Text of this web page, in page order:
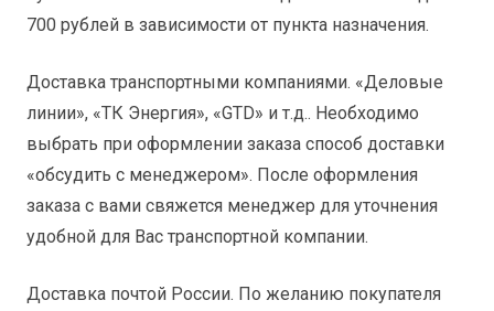
700 рублей в зависимости от пункта назначения.
Доставка транспортными компаниями. «Деловые
линии», «ТК Энергия», «GTD» и т.д.. Необходимо
выбрать при оформлении заказа способ доставки
«обсудить с менеджером». После оформления
заказа с вами свяжется менеджер для уточнения
удобной для Вас транспортной компании.
Доставка почтой России. По желанию покупателя